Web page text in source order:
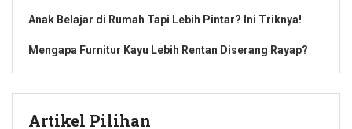
Anak Belajar di Rumah Tapi Lebih Pintar? Ini Triknya!
Mengapa Furnitur Kayu Lebih Rentan Diserang Rayap?
Artikel Pilihan